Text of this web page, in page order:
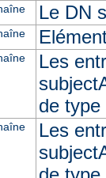
Le DN
Les
de type
Les